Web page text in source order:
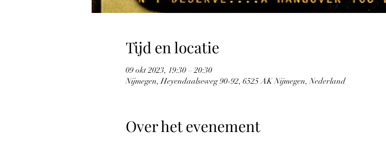
Tijd en locatie
09 okt 2023, 19:30 – 20:30
Nijmegen, Heyendaalseweg 90-92, 6525 AK Nijmegen, Nederland
Over het evenement